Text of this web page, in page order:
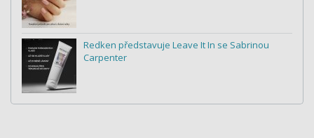
Redken představuje Leave It In se Sabrinou
Carpenter